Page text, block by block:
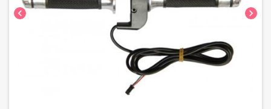
chevron_left chevron_right